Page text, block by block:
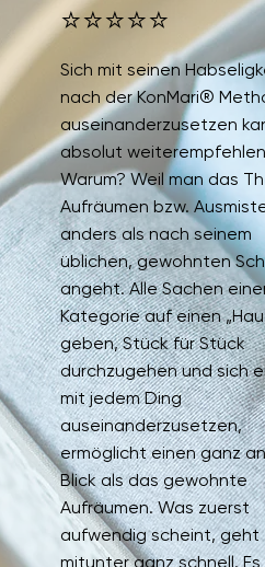
⭐⭐⭐⭐⭐
Sich mit seinen
nach der KonMari®
auseinanderzusetzen
absolut
Warum? Weil man das
Aufräumen bzw.
anders als nach seinem
üblichen, gewohnten
angeht. Alle Sachen
Kategorie auf einen
geben, Stück für Stück
durchzugehen und sich
mit jedem Ding
auseinanderzusetzen,
ermöglicht einen ganz
Blick als das gewohnte
Aufräumen. Was zuerst
aufwendig scheint, geht
mitunter ganz schnell.